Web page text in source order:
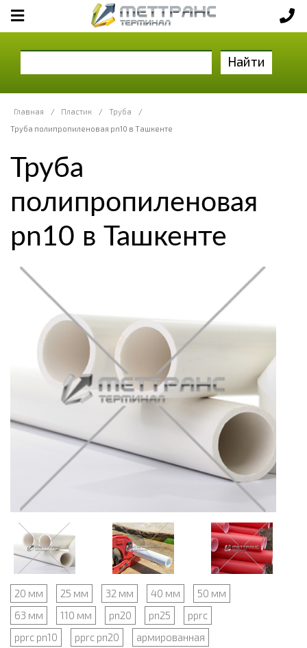
Найти
Главная / Пластик / Труба
/
Труба полипропиленовая pn10 в Ташкенте
Труба
полипропиленовая
pn10 в Ташкенте
20 мм 25 мм 32 мм 40 мм
50 мм
63 мм
110 мм pn20 pn25
pprc
pprc pn10
pprc pn20 армированная